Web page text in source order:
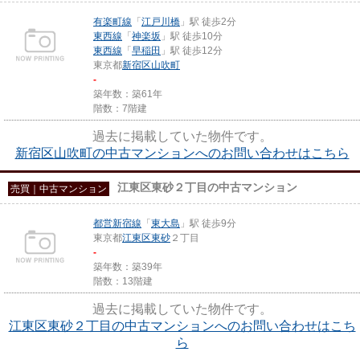
有楽町線 「江戸川橋 」駅 徒歩2分
東西線 「神楽坂 」駅 徒歩10分
東西線 「早稲田 」駅 徒歩12分
東京都新宿区山吹町
-
築年数：築61年
階数：7階建
過去に掲載していた物件です。
新宿区山吹町の中古マンションへのお問い合わせはこちら
売買｜中古マンション 江東区東砂２丁目の中古マンション
都営新宿線 「東大島 」駅 徒歩9分
東京都江東区東砂 ２丁目
-
築年数：築39年
階数：13階建
過去に掲載していた物件です。
江東区東砂２丁目の中古マンションへのお問い合わせはこち
ら